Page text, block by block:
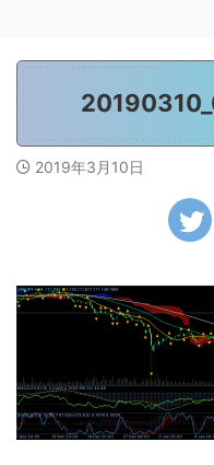
2019年3月10日